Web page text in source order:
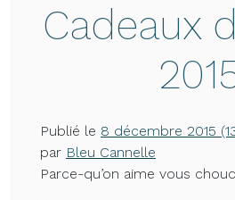
Cadeaux
Publié le 8 décembre 2015
par Bleu Cannelle
Parce-qu’on aime vous